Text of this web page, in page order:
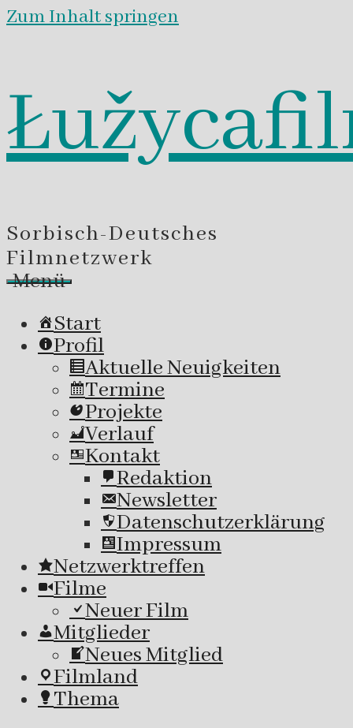
Zum Inhalt springen
Sorbisch-Deutsches
Filmnetzwerk
Menü
Start
Profil
Aktuelle Neuigkeiten
Termine
Projekte
Verlauf
Kontakt
Redaktion
Newsletter
Datenschutzerklärung
Impressum
Netzwerktreffen
Filme
Neuer Film
Mitglieder
Neues Mitglied
Filmland
Thema